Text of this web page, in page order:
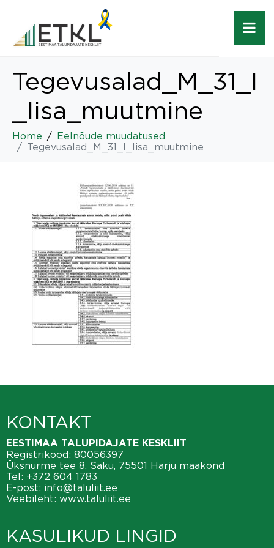
Tegevusalad_M_31_I
_lisa_muutmine
Home
Eelnõude muudatused
Tegevusalad_M_31_I_lisa_muutmine
KONTAKT
EESTIMAA TALUPIDAJATE KESKLIIT
Registrikood: 80056397
Üksnurme tee 8, Saku, 75501 Harju maakond
Tel: +372 604 1783
E-post: info@taluliit.ee
Veebileht: www.taluliit.ee
KASULIKUD LINGID